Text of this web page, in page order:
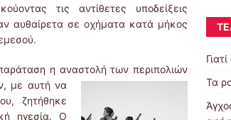
τις αντίθετες υποδείξεις
αυθαίρετα σε οχήματα κατά μήκος
η αναστολή των περιπολιών
με αυτή να
ζητήθηκε
ηγεσία. Ο
Τα